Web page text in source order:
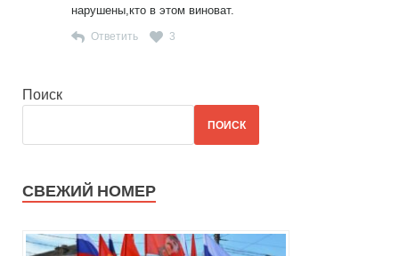
нарушены,кто в этом виноват.
Ответить 3
Поиск
ПОИСК
СВЕЖИЙ НОМЕР